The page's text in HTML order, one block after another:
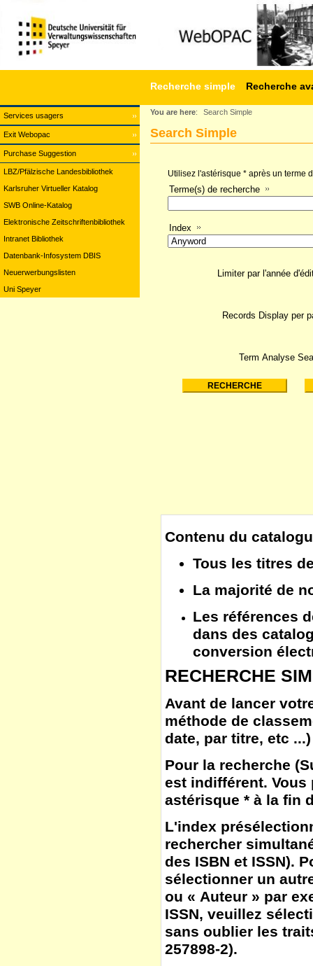
Services usagers
Exit Webopac
Purchase Suggestion
Recherche simple Recherche
LBZ/Pfälzische Landesbibliothek
Karlsruher Virtueller Katalog
SWB Online-Katalog
Elektronische Zeitschriftenbibliothek
Intranet Bibliothek
Datenbank-Infosystem DBIS
Neuerwerbungslisten
Uni Speyer
You are here: Search Simple
Search Simple
Utilisez l'astérisque * après un terme
Terme(s) de recherche
Index
Term Analyse
Limiter par l'année
Records Display per
Contenu du
Tous les titres
La majorité de
Les références
dans des
conversion
RECHERCHE
Avant de lancer
méthode de
date, par titre, etc ...)
Pour la recherche (
est indifférent. Vous
astérisque * à la fin
L'index
rechercher
des ISBN et ISSN).
sélectionner un
ou « Auteur » par
ISSN, veuillez
sans oublier les
257898-2).